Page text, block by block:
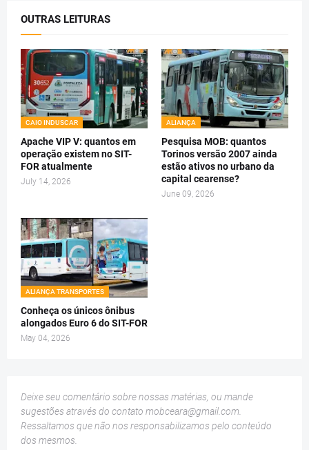
OUTRAS LEITURAS
CAIO INDUSCAR
Apache VIP V: quantos em
operação existem no SIT-
FOR atualmente
July 14, 2026
ALIANÇA
Pesquisa MOB: quantos
Torinos versão 2007 ainda
estão ativos no urbano da
capital cearense?
June 09, 2026
ALIANÇA TRANSPORTES
Conheça os únicos ônibus
alongados Euro 6 do SIT-FOR
May 04, 2026
Deixe seu comentário sobre nossas matérias, ou mande
sugestões através do contato mobceara@gmail.com
Ressaltamos que não nos responsabilizamos pelo conteúdo
dos mesmos.